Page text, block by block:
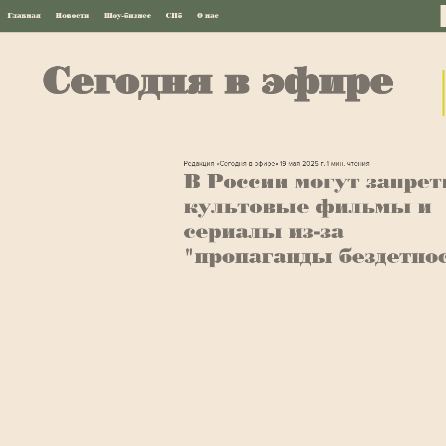
Главная Новости Шоу-бизнес СПб О нас
Сегодня в эфире
В России могут
культовые фильмы и
сериалы из-за
"пропаганды
Редакция «Сегодня в эфире»19 мая 2025 г. 1 мин. чтения